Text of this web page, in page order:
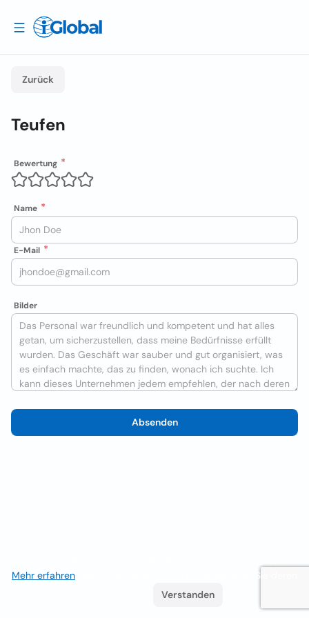
Zurück
Teufen
Bewertung
Name
E-Mail
Bilder
Absenden
Mehr erfahren . Wenn Sie weiterhin surfen, akzeptieren Sie deren
Verstanden